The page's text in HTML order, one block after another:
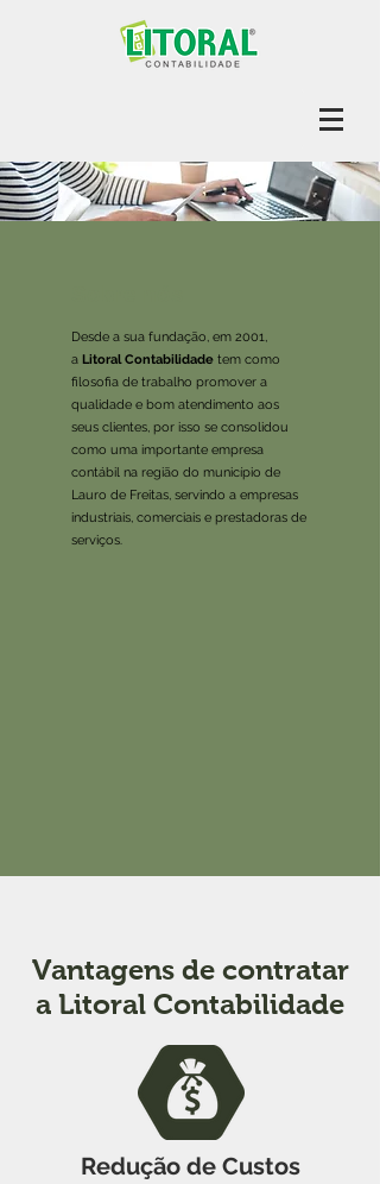
Desde a sua fundação, em 2001,
a Litoral Contabilidade tem como
filosofia de trabalho promover a
qualidade e bom atendimento aos
seus clientes, por isso se consolidou
como uma importante empresa
contábil na região do município de
Lauro de Freitas, servindo a empresas
industriais, comerciais e prestadoras de
serviços.
Vantagens de contratar
a Litoral Contabilidade
Redução de Custos